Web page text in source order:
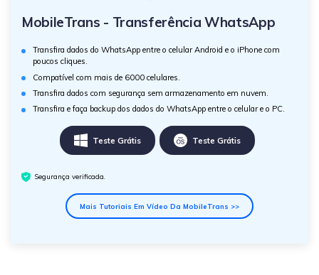
MobileTrans - Transferência WhatsApp
Transfira dados do WhatsApp entre o celular Android e o iPhone com
poucos cliques.
Compatível com mais de 6000 celulares.
Transfira dados com segurança sem armazenamento em nuvem.
Transfira e faça backup dos dados do WhatsApp entre o celular e o PC.
Teste Grátis Teste Grátis
Segurança verificada.
Mais Tutoriais Em Vídeo Da MobileTrans >>